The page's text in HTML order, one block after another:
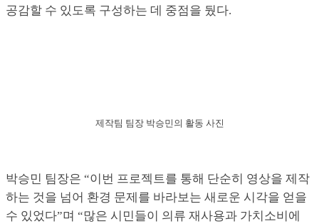
공감할 수 있도록 구성하는 데 중점을 뒀다.
제작팀 팀장 박승민의 활동 사진
박승민 팀장은 “이번 프로젝트를 통해 단순히 영상을 제작
하는 것을 넘어 환경 문제를 바라보는 새로운 시각을 얻을
수 있었다”며 “많은 시민들이 의류 재사용과 가치소비에